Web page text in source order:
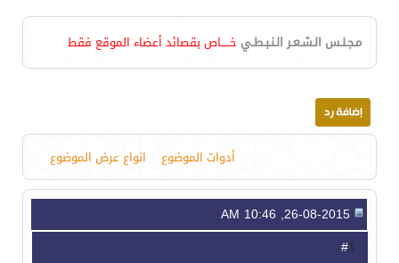
مـجـلـس الـشـعـر الـنـبـطـي خـــــاص بقصائد أعضاء الموقع فقط
أدوات الموضوع انواع عرض الموضوع
1